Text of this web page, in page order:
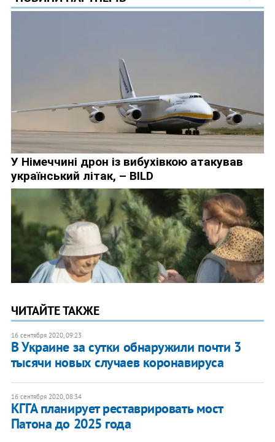
ЧИТАЙТЕ ТАКЖЕ
16 сентября 2020, 09:23
В Украине за сутки обнаружили почти 3
тысячи новых случаев коронавируса
16 сентября 2020, 08:34
КГГА планирует реставрировать мост
Патона до 2025 года